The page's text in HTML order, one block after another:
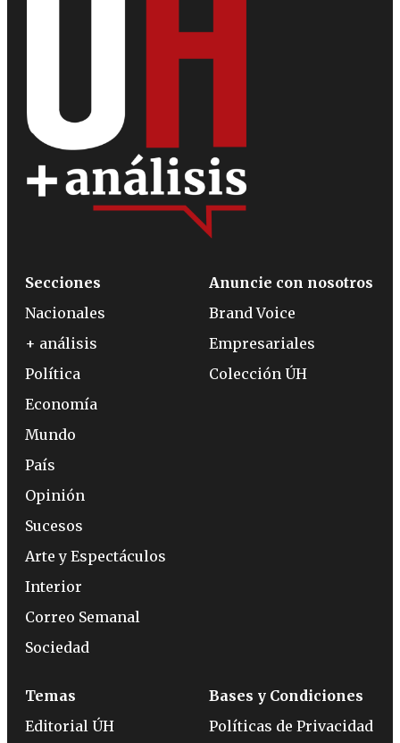
Secciones
Nacionales
+ análisis
Política
Economía
Mundo
País
Opinión
Sucesos
Arte y Espectáculos
Interior
Correo Semanal
Sociedad
Anuncie con nosotros
Brand Voice
Empresariales
Colección ÚH
Temas
Editorial ÚH
Bases y Condiciones
Políticas de Privacidad